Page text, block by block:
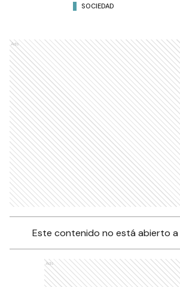
SOCIEDAD
Ads
Este contenido no está abierto
Ads